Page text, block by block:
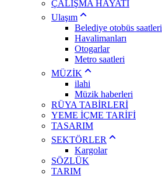
ÇALIŞMA HAYATI
Ulaşım
Belediye otobüs saatleri
Havalimanları
Otogarlar
Metro saatleri
MÜZİK
ilahi
Müzik haberleri
RÜYA TABİRLERİ
YEME İÇME TARİFİ
TASARIM
SEKTÖRLER
Kargolar
SÖZLÜK
TARIM